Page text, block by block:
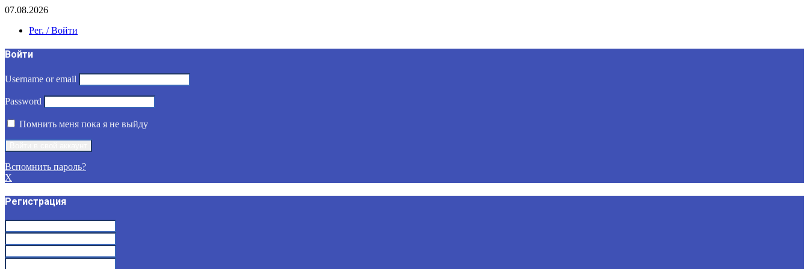
07.08.2026
Рег. / Войти
Войти
Username or email
Password
Помнить меня пока я не выйду
Вспомнить пароль?
X
Регистрация